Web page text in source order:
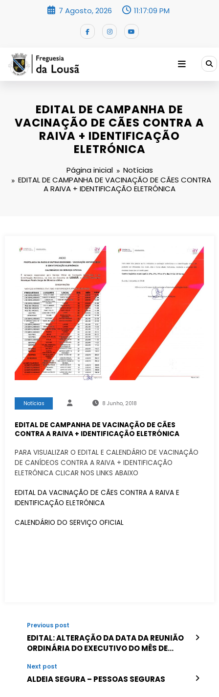
7 Agosto, 2026 11:17:09 PM
EDITAL DE CAMPANHA DE
VACINAÇÃO DE CÃES CONTRA A
RAIVA + IDENTIFICAÇÃO
ELETRÓNICA
Página inicial
Notícias
EDITAL DE CAMPANHA DE VACINAÇÃO DE CÃES CONTRA
A RAIVA + IDENTIFICAÇÃO ELETRÓNICA
Notícias 8 Junho, 2018
EDITAL DE CAMPANHA DE VACINAÇÃO DE CÃES
CONTRA A RAIVA + IDENTIFICAÇÃO ELETRÓNICA
PARA VISUALIZAR O EDITAL E CALENDÁRIO DE VACINAÇÃO
DE CANÍDEOS CONTRA A RAIVA + IDENTIFICAÇÃO
ELETRÓNICA CLICAR NOS LINKS ABAIXO
EDITAL DA VACINAÇÃO DE CÃES CONTRA A RAIVA E
IDENTIFICAÇÃO ELETRÓNICA
CALENDÁRIO DO SERVIÇO OFICIAL
Previous post
EDITAL: ALTERAÇÃO DA DATA DA REUNIÃO
ORDINÁRIA DO EXECUTIVO DO MÊS DE
Next post
ALDEIA SEGURA – PESSOAS SEGURAS